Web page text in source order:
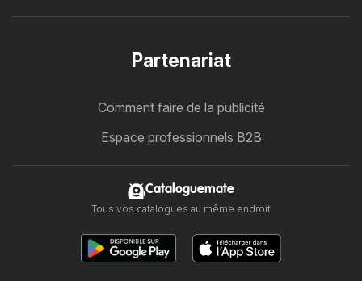
Partenariat
Comment faire de la publicité
Espace professionnels B2B
Cataloguemate
Tous vos catalogues au même endroit